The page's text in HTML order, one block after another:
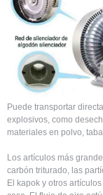
Puede transportar
explosivos, como
materiales en polvo,
Los artículos más
carbón triturado, las
El kapok y otros